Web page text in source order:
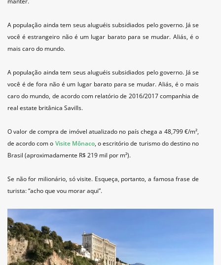
A população ainda tem seus aluguéis subsidiados pelo governo. Já se
você é estrangeiro não é um lugar barato para se mudar. Aliás, é o
mais caro do mundo.
A população ainda tem seus aluguéis subsidiados pelo governo. Já se
você é de fora não é um lugar barato para se mudar. Aliás, é o mais
caro do mundo, de acordo com relatório de 2016/2017 companhia de
real estate britânica Savills.
O valor de compra de imóvel atualizado no país chega a 48,799 €/m²,
de acordo com o Visite Mônaco, o escritório de turismo do destino no
Brasil (aproximadamente R$ 219 mil por m²).
Se não for milionário, só visite. Esqueça, portanto, a famosa frase de
turista: “acho que vou morar aqui”.